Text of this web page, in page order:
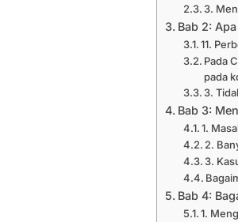
3.
Bab 2:
11.
Pada
pada
3.
Bab 3:
1.
2.
3.
Bab 4:
1.